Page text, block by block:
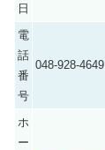
日
電
話
番
号
048-928-4649
ホ
ー